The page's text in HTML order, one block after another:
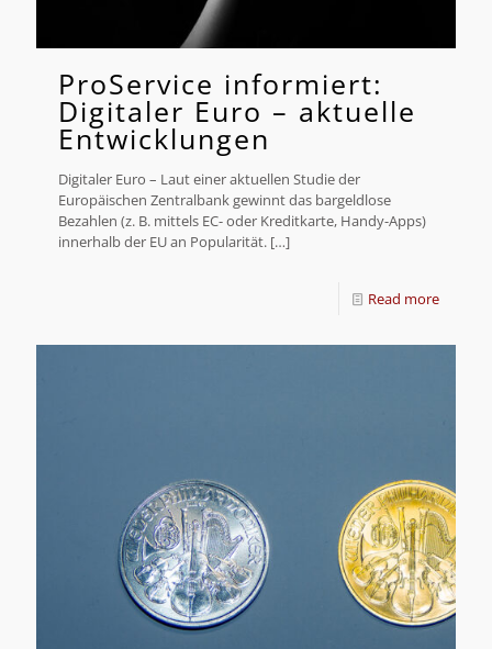
ProService informiert:
Digitaler Euro – aktuelle
Entwicklungen
Digitaler Euro – Laut einer aktuellen Studie der
Europäischen Zentralbank gewinnt das bargeldlose
Bezahlen (z. B. mittels EC- oder Kreditkarte, Handy-Apps)
innerhalb der EU an Popularität. […]
Read more